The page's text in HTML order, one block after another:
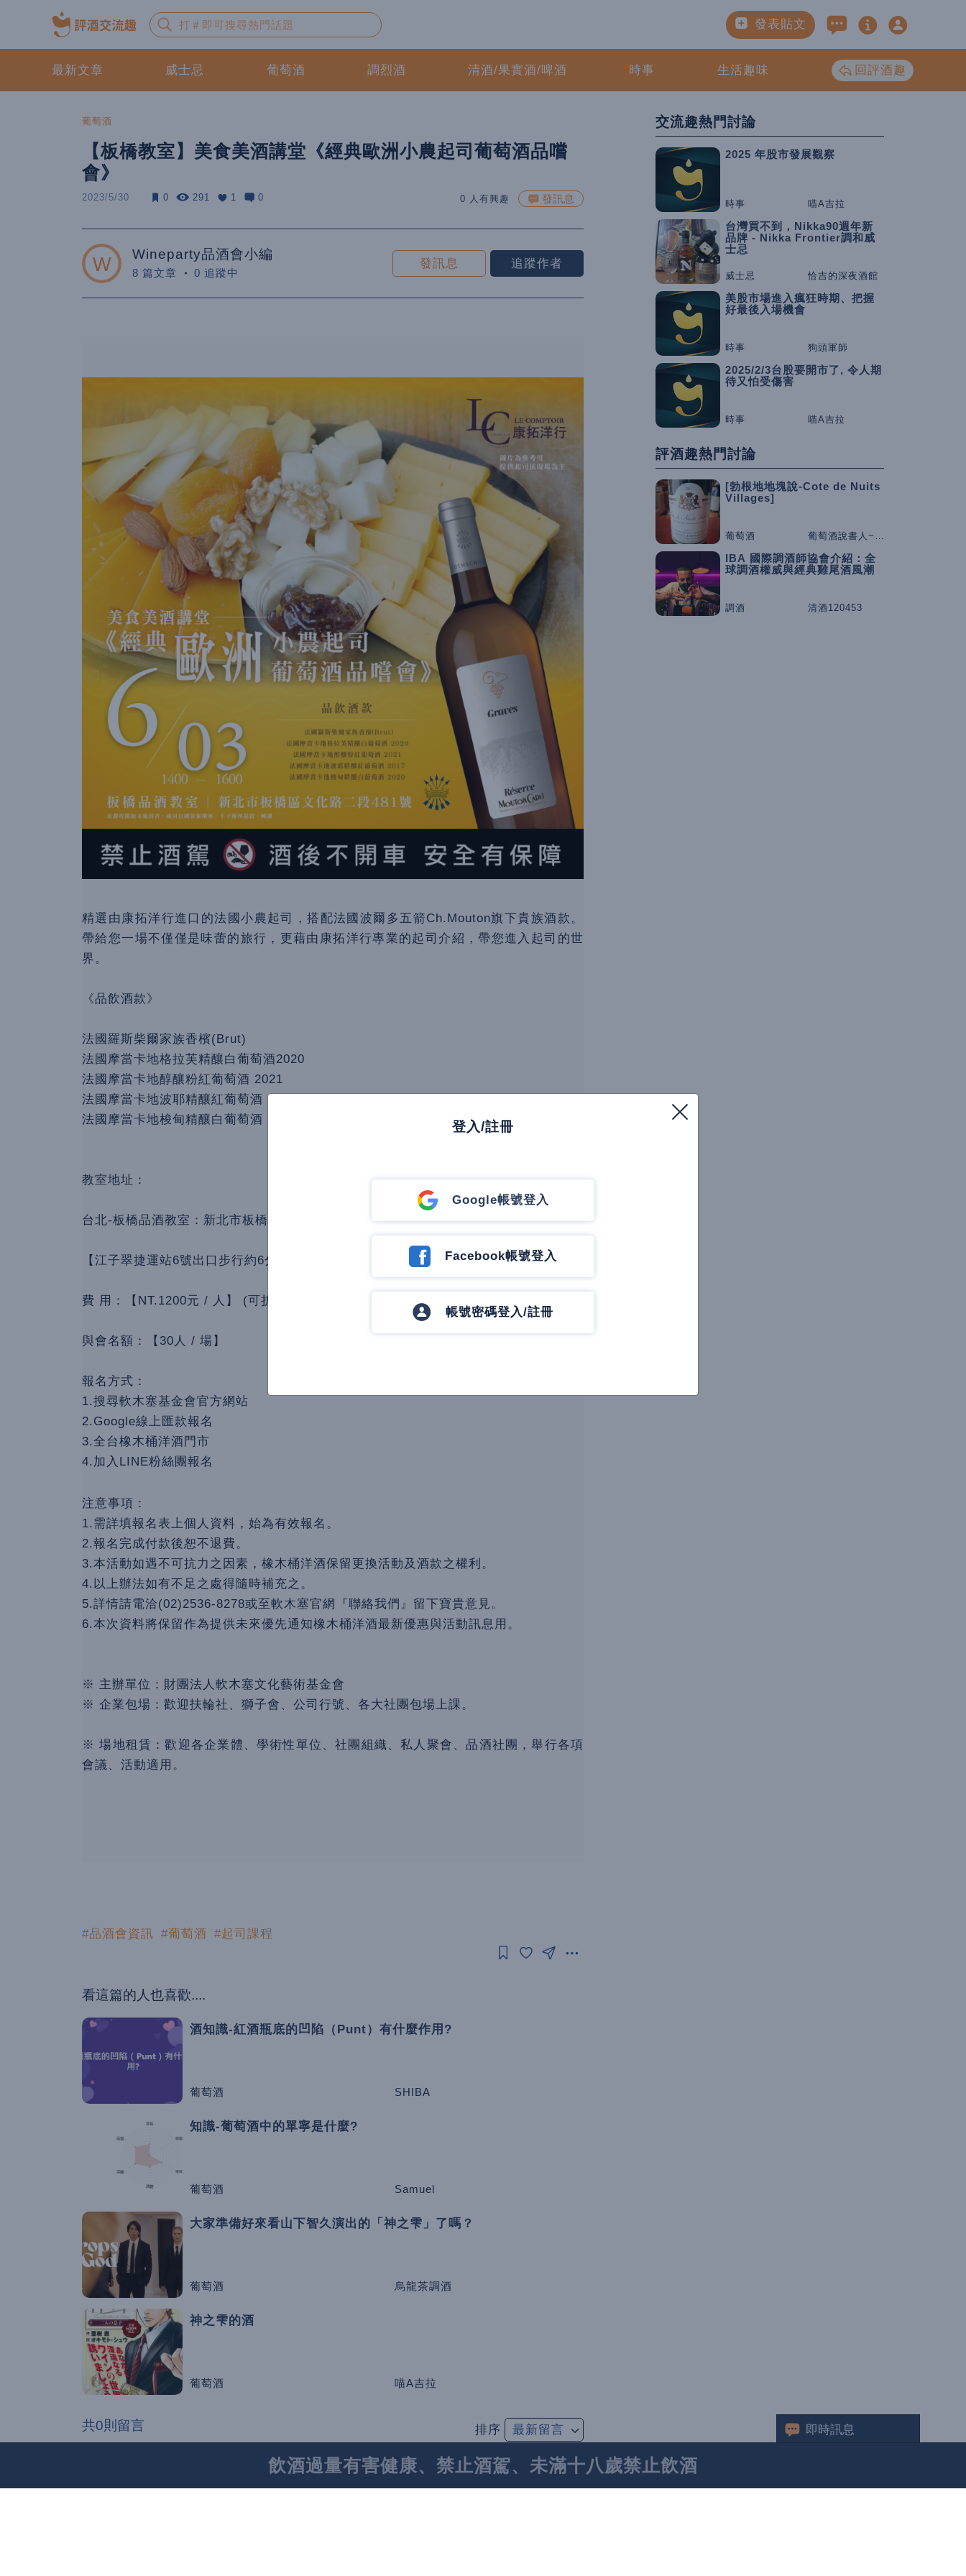
發表貼文
最新文章 威士忌 葡萄酒 調烈酒 清酒/果實酒/啤酒 時事 生活趣味 回評酒趣
葡萄酒
【板橋教室】美食美酒講堂《經典歐洲小農起司葡萄酒品嚐
會》
2023/5/30 0 291 1 0 0 人有興趣 發訊息
Wineparty品酒會小編
8 篇文章 0 追蹤中
發訊息 追蹤作者
精選由康拓洋行進口的法國小農起司，搭配法國波爾多五箭Ch.Mouton旗下貴族酒款。
帶給您一場不僅僅是味蕾的旅行，更藉由康拓洋行專業的起司介紹，帶您進入起司的世
界。
《品飲酒款》
法國羅斯柴爾家族香檳(Brut)
法國摩當卡地格拉芙精釀白葡萄酒2020
法國摩當卡地醇釀粉紅葡萄酒 2021
法國摩當卡地波耶精釀紅葡萄酒 2017
法國摩當卡地梭甸精釀白葡萄酒 2020
教室地址：
台北-板橋品酒教室：新北市板橋區文化路二段481號1樓
【江子翠捷運站6號出口步行約6分鐘】
費 用：【NT.1200元 / 人】 (可折抵指定酒款消費)
與會名額：【30人 / 場】
報名方式：
1.搜尋軟木塞基金會官方網站
2.Google線上匯款報名
3.全台橡木桶洋酒門市
4.加入LINE粉絲團報名
注意事項：
1.需詳填報名表上個人資料，始為有效報名。
2.報名完成付款後恕不退費。
3.本活動如遇不可抗力之因素，橡木桶洋酒保留更換活動及酒款之權利。
4.以上辦法如有不足之處得隨時補充之。
5.詳情請電洽(02)2536-8278或至軟木塞官網『聯絡我們』留下寶貴意見。
6.本次資料將保留作為提供未來優先通知橡木桶洋酒最新優惠與活動訊息用。
※ 主辦單位：財團法人軟木塞文化藝術基金會
※ 企業包場：歡迎扶輪社、獅子會、公司行號、各大社團包場上課。
※ 場地租賃：歡迎各企業體、學術性單位、社團組織、私人聚會、品酒社團，舉行各項
會議、活動適用。
#品酒會資訊 #葡萄酒 #起司課程
看這篇的人也喜歡....
酒知識-紅酒瓶底的凹陷（Punt）有什麼作用?
葡萄酒 SHIBA
知識-葡萄酒中的單寧是什麼?
葡萄酒 Samuel
大家準備好來看山下智久演出的「神之雫」了嗎？
葡萄酒 烏龍茶調酒
神之雫的酒
葡萄酒 喵A吉拉
共0則留言 排序
交流趣熱門討論
2025 年股市發展觀察
時事 喵A吉拉
台灣買不到，Nikka90週年新
品牌 - Nikka Frontier調和威
士忌
威士忌 恰吉的深夜酒館
美股市場進入瘋狂時期、把握
好最後入場機會
時事 狗頭軍師
2025/2/3台股要開市了, 令人期
待又怕受傷害
時事 喵A吉拉
評酒趣熱門討論
[勃根地地塊說-Cote de Nuits
Villages]
葡萄酒 葡萄酒說書人~咕嚕桑
IBA 國際調酒師協會介紹：全
球調酒權威與經典雞尾酒風潮
調酒 清酒120453
飲酒過量有害健康、禁止酒駕、未滿十八歲禁止飲酒
登入/註冊
Google帳號登入
Facebook帳號登入
帳號密碼登入/註冊
即時訊息